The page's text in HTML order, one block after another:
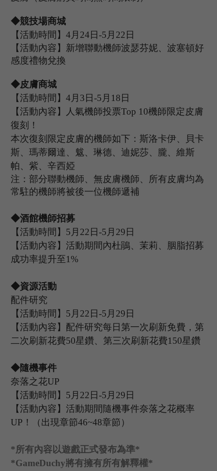
◆競技場商城
【活動時間】4 月 24日-5 月 22 日
【活動內容】新增聯動機師波瑟芬妮、波塞頓好
感度禮物兌換
◆皮膚商城
【活動時間】4 月 3日-5 月 18日
【活動內容】人氣機師投票Top 10機師限定皮膚
復刻！
本次復刻限定皮膚的機師如下：斯洛卡伊、貝卡
斯、瑪蒂爾達、魃、琳德、迪妮莎、朧、維斯
帕、紫、辛西婭
注：部分聯動機師、無皮膚機師、所有皮膚均為
常駐的機師將被後一位機師遞補
◆酒館機師招募
【活動時間】 5 月 22 日-5 月 29日
【活動內容】活動期間內杜鵑、茉莉、胭脂招募
成功率提升至1%
◆資源活動
配件研究
【活動時間】 5 月 22 日-5 月 29日
【活動內容】配件研究每日第一次刷新免費，第
二次刷新花費50星鑽、第三次刷新花費150星鑽
◆隨機事件
奈落之花UP
【活動時間】 5 月 22 日-5 月 29日
【活動內容】活動期間隨機事件奈落之花概率
UP ！（出現章節46~48章節）
*所有內容以遊戲正式發布為準*
*GameDuchy將有擁有所有解釋權*